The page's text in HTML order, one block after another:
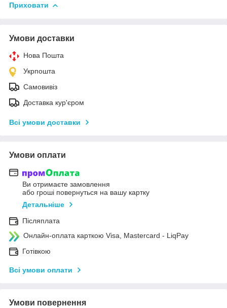
Приховати
Умови доставки
Нова Пошта
Укрпошта
Самовивіз
Доставка кур'єром
Всі умови доставки
Умови оплати
Ви отримаєте замовлення
або гроші повернуться на вашу картку
Детальніше
Післяплата
Онлайн-оплата карткою Visa, Mastercard - LiqPay
Готівкою
Всі умови оплати
Умови повернення